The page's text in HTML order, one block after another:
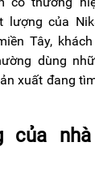
lượng của
Tây,
dùng
xuất đang
của